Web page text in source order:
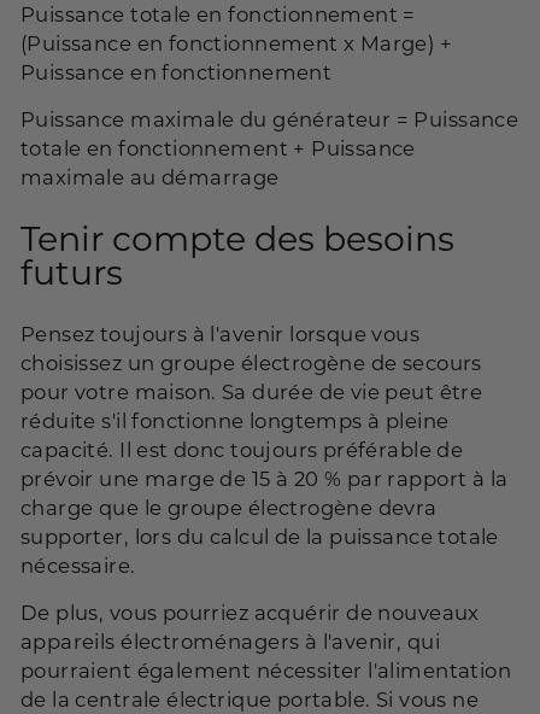
Puissance totale en fonctionnement =
(Puissance en fonctionnement x Marge) +
Puissance en fonctionnement
Puissance maximale du générateur = Puissance
totale en fonctionnement + Puissance
maximale au démarrage
Tenir compte des besoins
futurs
Pensez toujours à l'avenir lorsque vous
choisissez un groupe électrogène de secours
pour votre maison. Sa durée de vie peut être
réduite s'il fonctionne longtemps à pleine
capacité. Il est donc toujours préférable de
prévoir une marge de 15 à 20 % par rapport à la
charge que le groupe électrogène devra
supporter, lors du calcul de la puissance totale
nécessaire.
De plus, vous pourriez acquérir de nouveaux
appareils électroménagers à l'avenir, qui
pourraient également nécessiter l'alimentation
de la centrale électrique portable. Si vous ne